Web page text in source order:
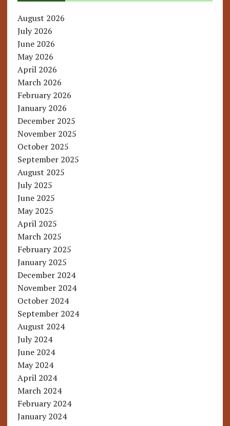
August 2026
July 2026
June 2026
May 2026
April 2026
March 2026
February 2026
January 2026
December 2025
November 2025
October 2025
September 2025
August 2025
July 2025
June 2025
May 2025
April 2025
March 2025
February 2025
January 2025
December 2024
November 2024
October 2024
September 2024
August 2024
July 2024
June 2024
May 2024
April 2024
March 2024
February 2024
January 2024